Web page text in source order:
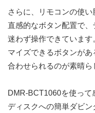
さらに、リモコンの使い
直感的なボタン配置で
迷わず操作できていま
マイズできるボタンが
合わせられるのが素晴ら
DMR-BCT1060を使って
ディスクへの簡単ダビン